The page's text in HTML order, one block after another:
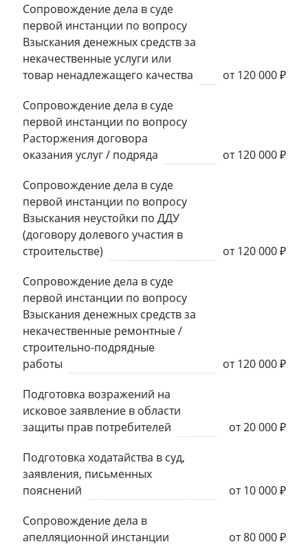
Сопровождение дела в суде
первой инстанции по вопросу
Взыскания денежных средств за
некачественные услуги или
товар ненадлежащего качества
от 120 000 ₽
Сопровождение дела в суде
первой инстанции по вопросу
Расторжения договора
оказания услуг / подряда
от 120 000 ₽
Сопровождение дела в суде
первой инстанции по вопросу
Взыскания неустойки по ДДУ
(договору долевого участия в
строительстве)
от 120 000 ₽
Сопровождение дела в суде
первой инстанции по вопросу
Взыскания денежных средств за
некачественные ремонтные /
строительно-подрядные
работы
от 120 000 ₽
Подготовка возражений на
исковое заявление в области
защиты прав потребителей
от 20 000 ₽
Подготовка ходатайства в суд,
заявления, письменных
пояснений
от 10 000 ₽
Сопровождение дела в
апелляционной инстанции
от 80 000 ₽